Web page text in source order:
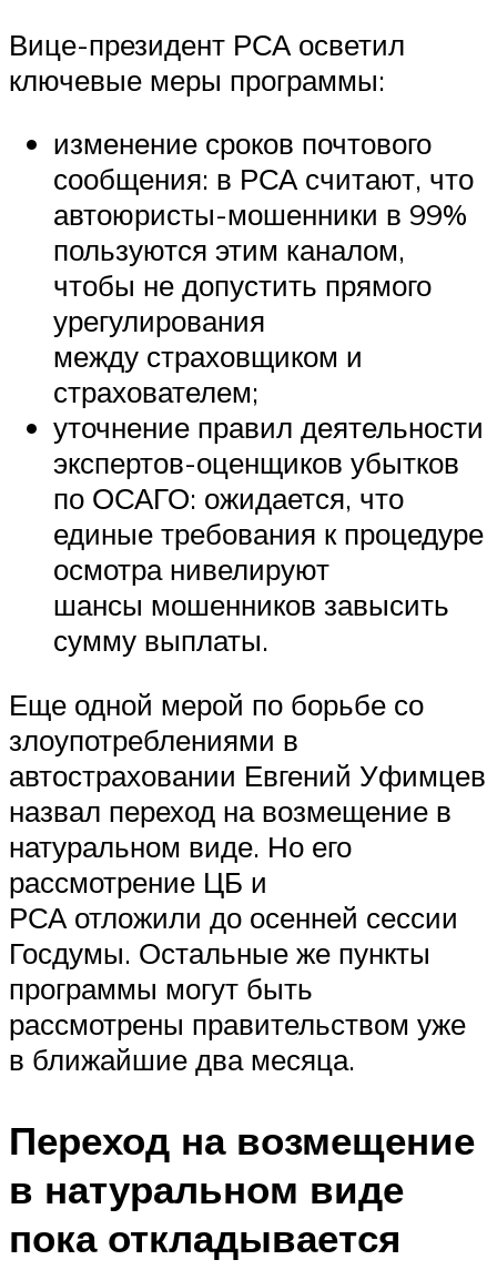
Вице-президент РСА осветил
ключевые меры программы:
изменение сроков почтового
сообщения: в РСА считают, что
автоюристы-мошенники в 99%
пользуются этим каналом,
чтобы не допустить прямого
урегулирования
между страховщиком и
страхователем;
уточнение правил деятельности
экспертов-оценщиков убытков
по ОСАГО: ожидается, что
единые требования к процедуре
осмотра нивелируют
шансы мошенников завысить
сумму выплаты.
Еще одной мерой по борьбе со
злоупотреблениями в
автостраховании Евгений Уфимцев
назвал переход на возмещение в
натуральном виде. Но его
рассмотрение ЦБ и
РСА отложили до осенней сессии
Госдумы. Остальные же пункты
программы могут быть
рассмотрены правительством уже
в ближайшие два месяца.
Переход на возмещение
в натуральном виде
пока откладывается